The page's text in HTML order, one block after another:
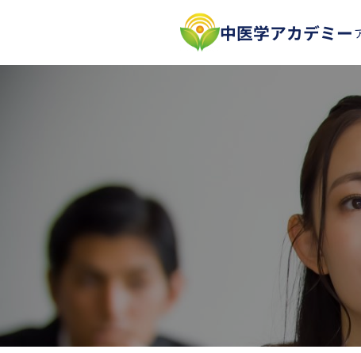
を
中医学アカデミー